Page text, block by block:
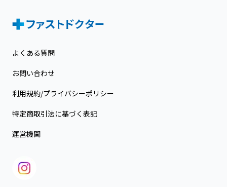
よくある質問
お問い合わせ
利用規約/プライバシーポリシー
特定商取引法に基づく表記
運営機関